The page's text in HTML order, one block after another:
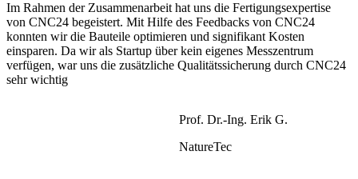
Im Rahmen der Zusammenarbeit hat uns die Fertigungsexpertise
von CNC24 begeistert. Mit Hilfe des Feedbacks von CNC24
konnten wir die Bauteile optimieren und signifikant Kosten
einsparen. Da wir als Startup über kein eigenes Messzentrum
verfügen, war uns die zusätzliche Qualitätssicherung durch CNC24
sehr wichtig
Prof. Dr.-Ing. Erik G.
NatureTec